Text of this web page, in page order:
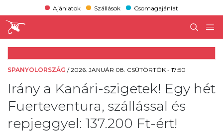
Ajánlatok Szállások Csomagajánlat
SPANYOLORSZÁG /2026. JANUÁR 08. CSÜTÖRTÖK - 17:50
Irány a Kanári-szigetek! Egy hét
Fuerteventura, szállással és
repjeggyel: 137.200 Ft-ért!